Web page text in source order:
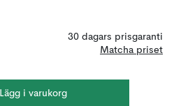
30 dagars prisgaranti
Matcha priset
Lägg i varukorg